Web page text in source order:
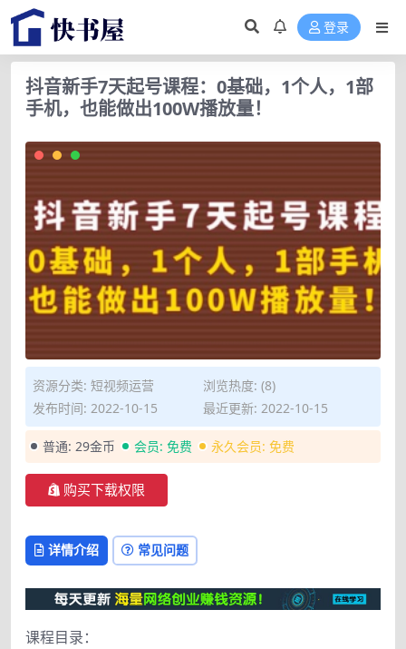
登录
抖音新手7天起号课程：0基础，1个人，1部
手机，也能做出100W播放量！
资源分类: 短视频运营
浏览热度: (8)
发布时间: 2022-10-15
最近更新: 2022-10-15
普通: 29金币 会员: 免费 永久会员: 免费
购买下载权限
详情介绍 常见问题
课程目录：